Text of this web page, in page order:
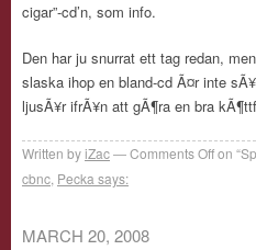
cigar”-cd’n, som info.
Den har ju snurrat ett tag redan,
slaska ihop en bland-cd Ã¤r inte
ljusÃ¥r ifrÃ¥n att gÃ¶ra en bra
Written byiZac Comments Offon
cbnc Pecka says:
MARCH 20, 2008